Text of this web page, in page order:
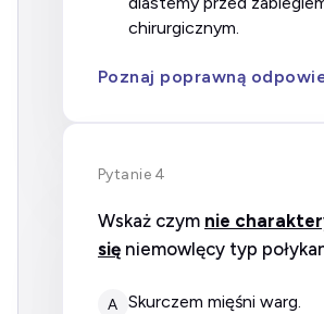
chirurgicznym.
Poznaj poprawną
Pytanie 4
Wskaż czym nie
się niemowlęcy typ
A skurczem mięśni warg.